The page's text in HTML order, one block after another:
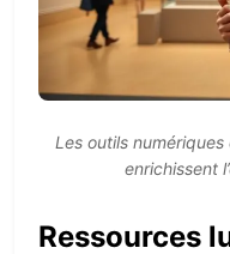
Les outils
enrichissent
Ressources